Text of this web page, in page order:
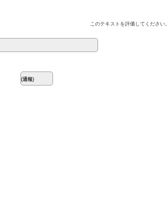
このテキストを評価してください。